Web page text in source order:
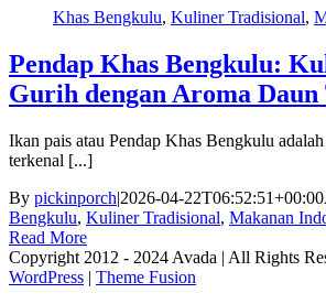
Khas Bengkulu, Kuliner Tradisional,
Pendap Khas Bengkulu:
Gurih dengan Aroma Daun
Ikan pais atau Pendap Khas Bengkulu
terkenal [...]
By pickinporch|2026-04-22T06:52:51+00:00
Bengkulu, Kuliner Tradisional, Makanan
Read More
Copyright 2012 - 2024 Avada | All Rights
WordPress | Theme Fusion